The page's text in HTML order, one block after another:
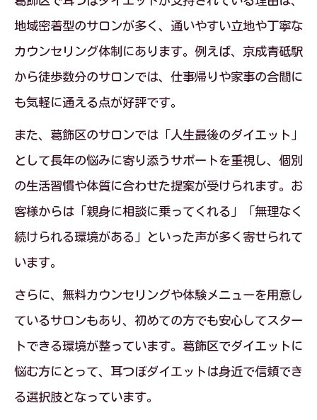
ストレスなしで続くダイエットの進め方
耳つぼダイエットが叶える健康的な食生
活
葛飾区で注目の食事制限なしダイエット
法
食事制限に頼らない耳つぼダイエットの
コツ
ストレスフリーで続く耳つぼダイエットの理
由
訣
食事制限なしでストレスフリーな減量を
サポート
耳つぼダイエットで継続できる理由を徹
底解説
地域密着型のサロンが多く、通いやすい立地や丁寧な
カウンセリング体制にあります。例えば、京成青砥駅
から徒歩数分のサロンでは、仕事帰りや家事の合間に
も気軽に通える点が好評です。
また、葛飾区のサロンでは「人生最後のダイエット」
として長年の悩みに寄り添うサポートを重視し、個別
の生活習慣や体質に合わせた提案が受けられます。お
客様からは「親身に相談に乗ってくれる」「無理なく
続けられる環境がある」といった声が多く寄せられて
います。
さらに、無料カウンセリングや体験メニューを用意し
ているサロンもあり、初めての方でも安心してスター
トできる環境が整っています。葛飾区でダイエットに
悩む方にとって、耳つぼダイエットは身近で信頼でき
る選択肢となっています。